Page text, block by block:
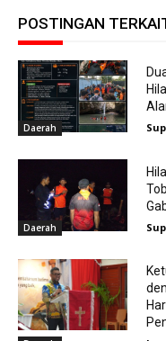
POSTINGAN
Daerah
Daerah